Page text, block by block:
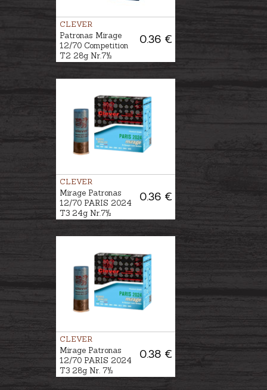
CLEVER
0.36 €
Patronas Mirage
12/70 Competition
T2 28g Nr.7½
CLEVER
0.36 €
Mirage Patronas
12/70 PARIS 2024
T3 24g Nr.7½
CLEVER
0.38 €
Mirage Patronas
12/70 PARIS 2024
T3 28g Nr. 7½